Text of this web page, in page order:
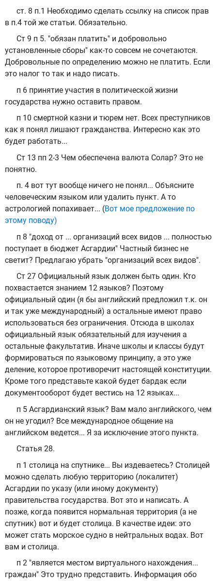
ст. 8 п.1 Необходимо сделать ссылку на список прав
в п.4 той же статьи. Обязательно.
Ст 9 п 5. "обязан платить" и добровольно
установленные сборы" как-то совсем не сочетаются.
Добровольные по определению можно не платить. Если
это налог то так и надо писать.
п 6 принятие участия в политической жизни
государства нужно оставить правом.
п 10 смертной казни и тюрем нет. Всех преступников
как я понял лишают гражданства. Интересно как это
будет работать...
Ст 13 пп 2-3 Чем обеспечена валюта Солар? Это не
понятно.
п. 4 вот тут вообще ничего не понял... Объясните
человеческим языком или удалить пункт. А то
астрологией попахивает... (Вот мое предложение по
этому поводу)
п 8 "доход от ... организаций всех видов ... полностью
поступает в бюджет Асгардии" Частный бизнес не
светит? Предлагаю убрать "организаций всех видов".
Ст 27 Официальный язык должен быть один. Кто
похвастается знанием 12 языков? Поэтому
официальный один (я бы английский предложил т.к. он
и так уже международный) а остальные имеют право
использоваться без ограничения. Отсюда в школах
официальный язык обязательный для изучения а
остальные факультатив. Иначе школы и классы будут
формироваться по языковому принципу, а это уже
деление, которое противоречит настоящей конституции.
Кроме того представьте какой будет бардак если
документооборот будет вестись на 12 языках...
п 5 Асгардианский язык? Вам мало английского, чем
он не угодил? Все международное общение на
английском ведется... Я за исключение этого пункта.
Статья 28.
п 1 столица на спутнике... Вы издеваетесь? Столицей
можно сделать любую территорию (локалитет)
Асгардии по указу (или иному документу)
правительства государства. Вот это и написать. А
позже, когда появится нормальная территория (а не
спутник) вот и будет столица. В качестве идеи: это
может стать морское судно в нейтральных водах. Вот
вам и столица.
п 2 "является местом виртуального нахождения...
граждан" Это трудно представить. Информация обо